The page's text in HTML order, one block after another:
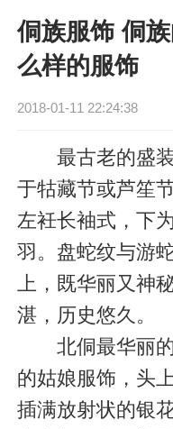
侗族服饰 侗
么样的服饰
2018-01-11 22:24:38
最古老的盛
于牯藏节或芦笙
左衽长袖式，下
羽。盘蛇纹与游
上，既华丽又神
湛，历史悠久。
北侗最华丽
的姑娘服饰，头
插满放射状的银